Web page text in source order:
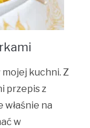
kuchni. Z
przepis z
na
w